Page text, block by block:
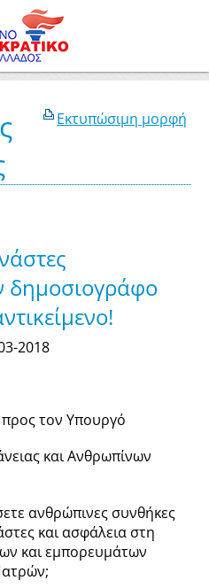
Εκτυπώσιμη μορφή
δημοσιογράφο
2018
τον Υπουργό
και Ανθρωπίνων
ανθρώπινες συνθήκες
και ασφάλεια στη
και εμπορευμάτων